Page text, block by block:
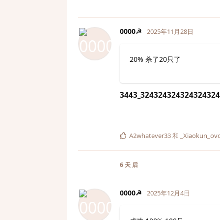
0000☭ 2025年11月28日
20% 杀了20只了
3443_324324324324324324_
A2whatever33和
6 天 后
0000☭ 2025年12月4日